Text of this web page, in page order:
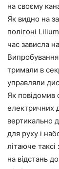
на своєму
Як видно на
полігоні
час зависла
тримали в
управляли
Як повідомив
електричних
вертикально
для руху і
літаюче
на відстань